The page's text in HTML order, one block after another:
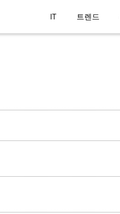
IT 트렌드